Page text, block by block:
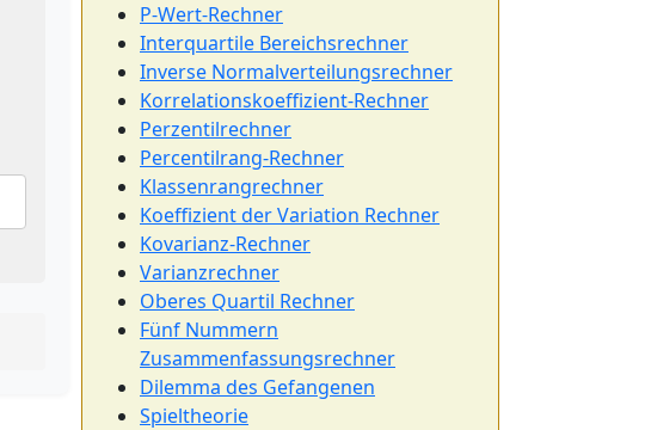
P-Wert-Rechner
Interquartile Bereichsrechner
Inverse Normalverteilungsrechner
Korrelationskoeffizient-Rechner
Perzentilrechner
Percentilrang-Rechner
Klassenrangrechner
Koeffizient der Variation Rechner
Kovarianz-Rechner
Varianzrechner
Oberes Quartil Rechner
Fünf Nummern
Zusammenfassungsrechner
Dilemma des Gefangenen
Spieltheorie